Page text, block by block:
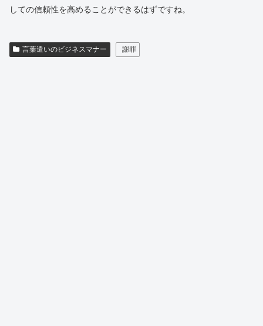
しての信頼性を高めることができるはずですね。
言葉遣いのビジネスマナー 謝罪